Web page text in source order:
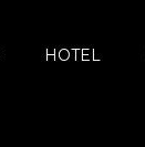
HOTEL